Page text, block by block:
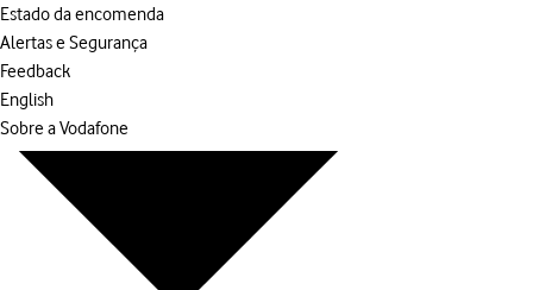
Estado da encomenda
Alertas e Segurança
Feedback
English
Sobre a Vodafone